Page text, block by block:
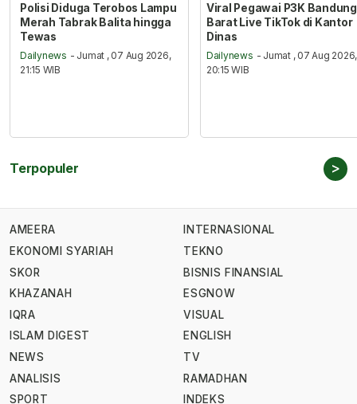
Polisi Diduga Terobos Lampu
Merah Tabrak Balita hingga
Tewas
Dailynews - Jumat , 07 Aug 2026,
21:15 WIB
Viral Pegawai P3K Bandung
Barat Live TikTok di Kantor
Dinas
Dailynews - Jumat , 07 Aug 2026,
20:15 WIB
Terpopuler >
AMEERA
EKONOMI SYARIAH
SKOR
KHAZANAH
IQRA
ISLAM DIGEST
NEWS
ANALISIS
SPORT
INTERNASIONAL
TEKNO
BISNIS FINANSIAL
ESGNOW
VISUAL
ENGLISH
TV
RAMADHAN
INDEKS